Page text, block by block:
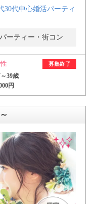
30代中心婚活パーティ
ーティー・街コン
募集終了
39歳
円